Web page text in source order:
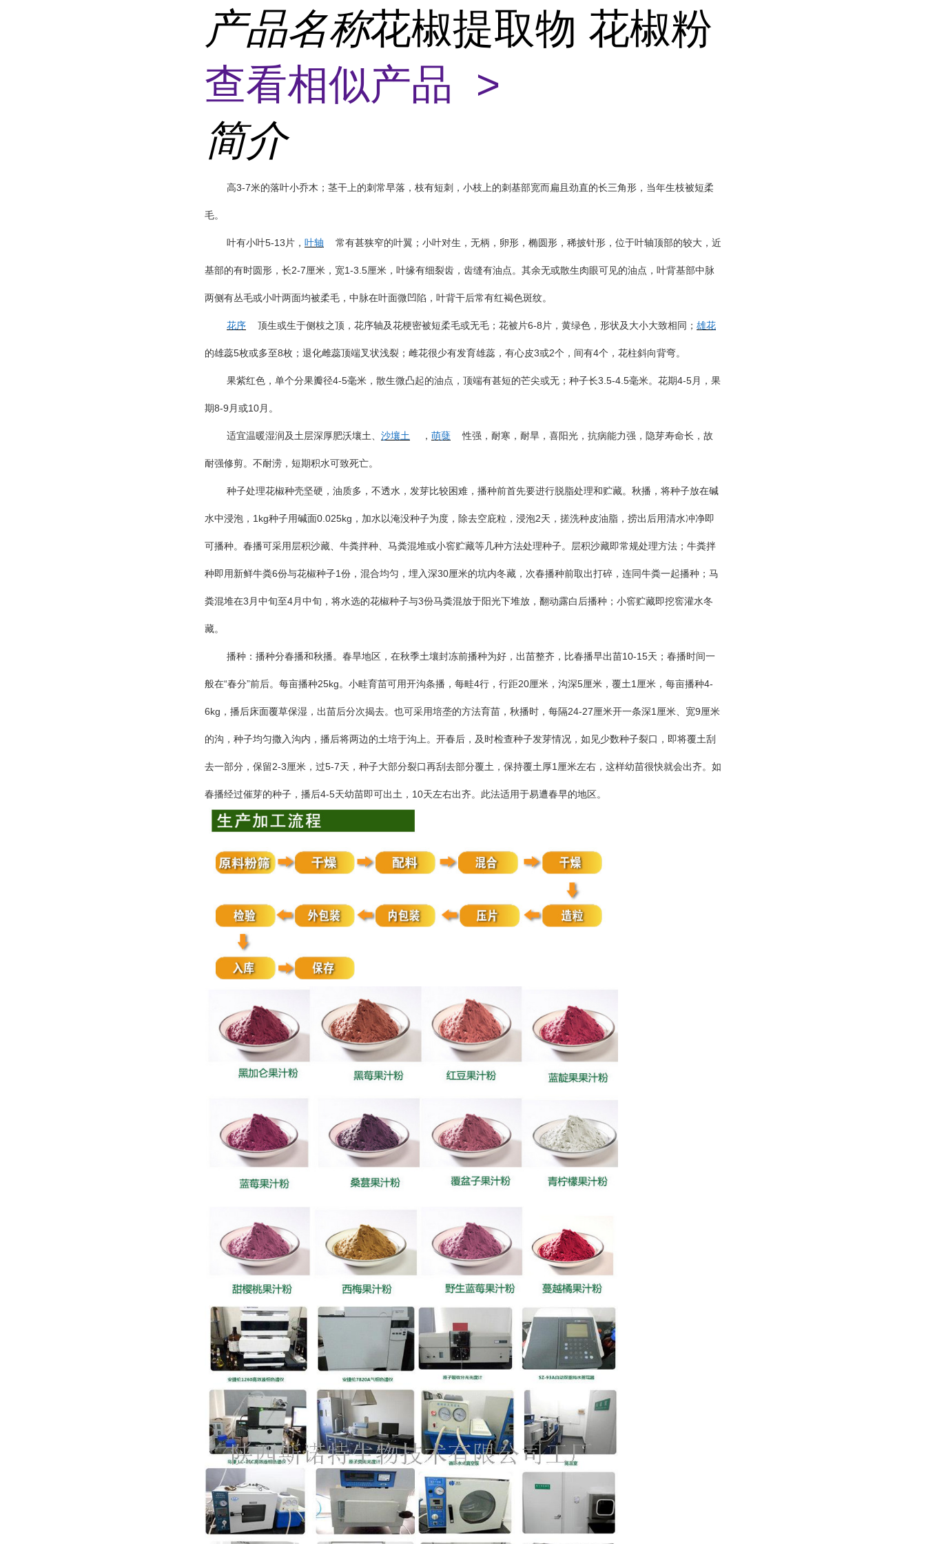
产品名称花椒提取物 花椒粉
查看相似产品 >
简介
高3-7米的落叶小乔木；茎干上的刺常早落，枝有短刺，小枝上的刺基部宽而扁且劲直的长三角形，当年生枝被短柔
毛。
叶有小叶5-13 片， 叶轴 常有甚狭窄的叶翼；小叶对生，无柄，卵形，椭圆形，稀披针形，位于叶轴顶部的较大，近
基部的有时圆形，长2-7厘米，宽1-3.5厘米，叶缘有细裂齿，齿缝有油点。其余无或散生肉眼可见的油点，叶背基部中脉
两侧有丛毛或小叶两面均被柔毛，中脉在叶面微凹陷，叶背干后常有红褐色斑纹。
花序 顶生或生于侧枝之顶，花序轴及花梗密被短柔毛或无毛；花被片6-8 片，黄绿色，形状及大小大致相同； 雄花
的雄蕊5枚或多至8枚；退化雌蕊顶端叉状浅裂；雌花很少有发育雄蕊，有心皮3或2个，间有4个，花柱斜向背弯。
果紫红色，单个分果瓣径4-5毫米，散生微凸起的油点，顶端有甚短的芒尖或无；种子长3.5-4.5毫米。花期4-5月，果
期8-9 月或10月。
适宜温暖湿润及土层深厚肥沃壤土、 沙壤土 ， 萌蘖 性强，耐寒，耐旱，喜阳光，抗病能力强，隐芽寿命长，故
耐强修剪。不耐涝，短期积水可致死亡。
种子处理花椒种壳坚硬，油质多，不透水，发芽比较困难，播种前首先要进行脱脂处理和贮藏。秋播，将种子放在碱
水中浸泡， 1kg种子用碱面0.025kg ，加水以淹没种子为度，除去空庇粒，浸泡2天，搓洗种皮油脂，捞出后用清水冲净即
可播种。春播可采用层积沙藏、牛粪拌种、马粪混堆或小窖贮藏等几种方法处理种子。层积沙藏即常规处理方法；牛粪拌
种即用新鲜牛粪6份与花椒种子1 份，混合均匀，埋入深30厘米的坑内冬藏，次春播种前取出打碎，连同牛粪一起播种；马
粪混堆在3 月中旬至4月中旬，将水选的花椒种子与3份马粪混放于阳光下堆放，翻动露白后播种；小窖贮藏即挖窖灌水冬
藏。
播种：播种分春播和秋播。春旱地区，在秋季土壤封冻前播种为好，出苗整齐，比春播早出苗10-15天；春播时间一
般在“春分”前后。每亩播种25kg。小畦育苗可用开沟条播，每畦4行，行距20厘米，沟深5厘米，覆土1 厘米，每亩播种4-
6kg ，播后床面覆草保湿，出苗后分次揭去。也可采用培垄的方法育苗，秋播时，每隔24-27厘米开一条深1 厘米、宽9厘米
的沟，种子均匀撒入沟内，播后将两边的土培于沟上。开春后，及时检查种子发芽情况，如见少数种子裂口，即将覆土刮
去一部分，保留2-3厘米，过5-7天，种子大部分裂口再刮去部分覆土，保持覆土厚1 厘米左右，这样幼苗很快就会出齐。如
春播经过催芽的种子，播后4-5天幼苗即可出土， 10天左右出齐。此法适用于易遭春早的地区。